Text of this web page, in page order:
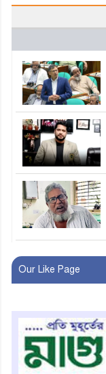
Our Like Page